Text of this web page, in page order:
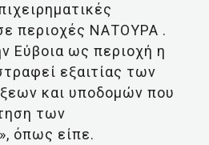
περιοχές ΝΑΤΟΥΡΑ .
Εύβοια ως περιοχή η
εξαιτίας των
και υποδομών που
των
όπως είπε.